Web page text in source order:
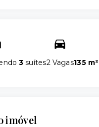
3 suítes2 Vagas135 m²
imóvel